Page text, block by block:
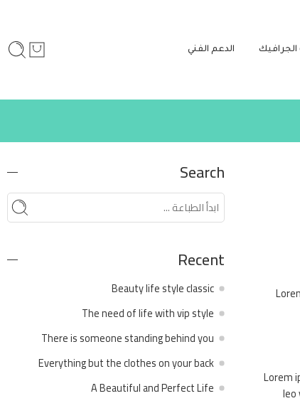
الدعم الفني
Lorem
leo
Search
Recent
Beauty life style classic
The need of life with vip style
There is someone standing behind you
Everything but the clothes on your back
A Beautiful and Perfect Life